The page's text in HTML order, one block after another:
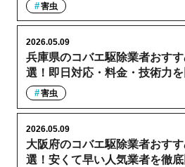
害虫
兵庫県のコバエ駆除業者おす
選！即日対応・料金・技術力
2026.05.09
害虫
大阪府のコバエ駆除業者おす
選！安くて早い人気業者を徹
2026.05.09